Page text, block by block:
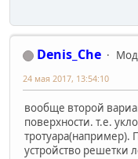
Denis_Che
24 мая 2017, 13:54:10
вообще второй
поверхности. т.е.
тротуара(например).
устройство решетки